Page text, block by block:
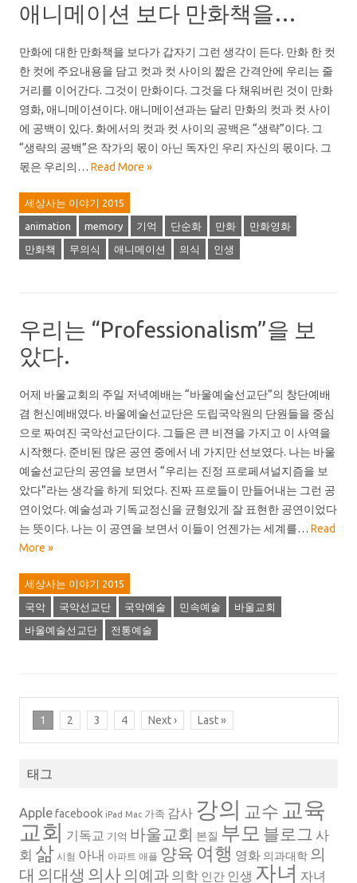
애니메이션 보다 만화책을…
만화에 대한 만화책을 보다가 갑자기 그런 생각이 든다. 만화 한 컷
한 컷에 주요내용을 담고 컷과 컷 사이의 짧은 간격안에 우리는 줄
거리를 이어간다. 그것이 만화이다. 그것을 다 채워버린 것이 만화
영화, 애니메이션이다. 애니메이션과는 달리 만화의 컷과 컷 사이
에 공백이 있다. 화에서의 컷과 컷 사이의 공백은 “생략”이다. 그
“생략의 공백”은 작가의 몫이 아닌 독자인 우리 자신의 몫이다. 그
몫은 우리의… Read More »
세상사는 이야기 2015
animation memory 기억 단순화 만화 만화영화
만화책 무의식 애니메이션 의식 인생
우리는 “Professionalism”을 보
았다.
어제 바울교회의 주일 저녁예배는 “바울예술선교단”의 창단예배
겸 헌신예배였다. 바울예술선교단은 도립국악원의 단원들을 중심
으로 짜여진 국악선교단이다. 그들은 큰 비젼을 가지고 이 사역을
시작했다. 준비된 많은 공연 중에서 네 가지만 선보였다. 나는 바울
예술선교단의 공연을 보면서 “우리는 진정 프로페셔널지즘을 보
았다”라는 생각을 하게 되었다. 진짜 프로들이 만들어내는 그런 공
연이었다. 예술성과 기독교정신을 균형있게 잘 표현한 공연이었다
는 뜻이다. 나는 이 공연을 보면서 이들이 언젠가는 세계를… Read
More »
세상사는 이야기 2015
국악 국악선교단 국악예술 민속예술 바울교회
바울예술선교단 전통예술
1 2 3 4 Next › Last »
태그
Applefacebook iPad Mac 가족 감사 강의 교수 교육
교회 기독교 기억 바울교회 본질 부모 블로그 사
회 삶 시험 아내 아파트 애플 양육 여행 영화 의과대학 의
대 의대생 의사의예과 의학 인간 인생 자녀 자녀